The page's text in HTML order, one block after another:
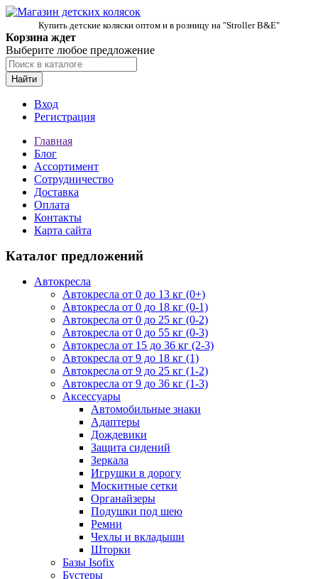
Купить детские коляски оптом и в розницу на "Stroller B&E"
Корзина ждет
Выберите любое предложение
Найти
Вход
Регистрация
Главная
Блог
Ассортимент
Сотрудничество
Доставка
Оплата
Контакты
Карта сайта
Каталог предложений
Автокресла
Автокресла от 0 до 13 кг (0+)
Автокресла от 0 до 18 кг (0-1)
Автокресла от 0 до 25 кг (0-2)
Автокресла от 0 до 55 кг (0-3)
Автокресла от 15 до 36 кг (2-3)
Автокресла от 9 до 18 кг (1)
Автокресла от 9 до 25 кг (1-2)
Автокресла от 9 до 36 кг (1-3)
Аксессуары
Автомобильные знаки
Адаптеры
Дождевики
Защита сидений
Зеркала
Игрушки в дорогу
Москитные сетки
Органайзеры
Подушки под шею
Ремни
Чехлы и вкладыши
Шторки
Базы Isofix
Бустеры